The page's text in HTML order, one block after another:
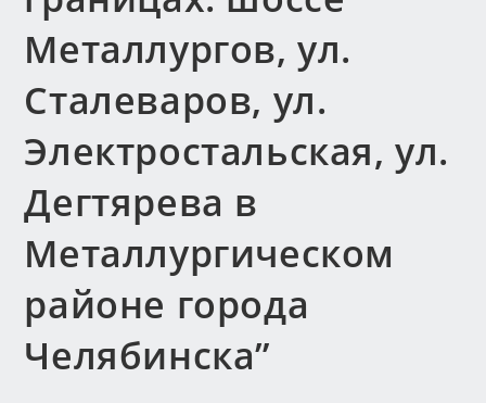
Металлургов, ул.
Сталеваров, ул.
Электростальская, ул.
Дегтярева в
Металлургическом
районе города
Челябинска”